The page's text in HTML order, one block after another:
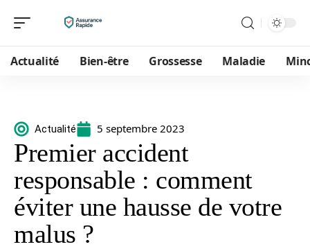
Actualité Bien-être Grossesse Maladie
Actualité 5 septembre 2023
Premier accident
responsable : comment
éviter une hausse de votre
malus ?